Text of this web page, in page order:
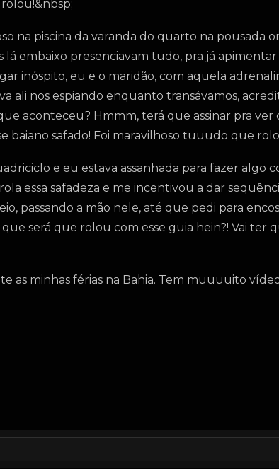
na piscina da varanda do quarto na pousada
embaixo presenciavam tudo, pra já apimentar
inóspito, eu e o maridão, com aquela
ali nos espiando enquanto transávamos,
aconteceu? Hmmm, terá que assinar pra ver
baiano safado! Foi maravilhoso tuuudo que
e eu estava assanhada para fazer algo
essa safadeza e me incentivou a dar
passando a mão nele, até que pedi para
será que rolou com esse guia hein?! Vai ter
as minhas férias na Bahia. Tem muuuuito